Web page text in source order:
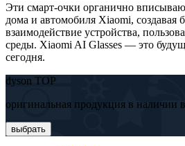
Эти смарт-очки органично
дома и автомобиля Xiaomi, создавая
взаимодействие устройства,
среды. Xiaomi AI Glasses — это
сегодня.
dyson TOP
оригинальная продукция в наличии
выбрать